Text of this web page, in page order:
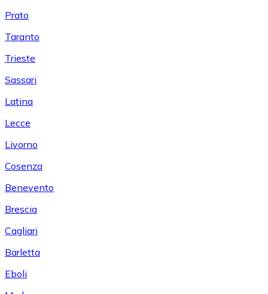
Prato
Taranto
Trieste
Sassari
Latina
Lecce
Livorno
Cosenza
Benevento
Brescia
Cagliari
Barletta
Eboli